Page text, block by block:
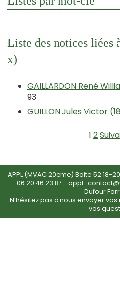
Liste des notices liées
x)
GAILLARDON René
93
GUILLON Jules Victor
1 2
APPL (MVAC 20eme) Boite 52 18-
06 20 46 23 87 -
Dufour
N’hésitez pas à nous envoyer
vos